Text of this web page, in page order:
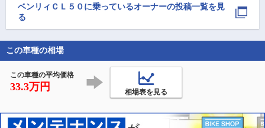
そんで、背景がかなり
夏で正直なんかせつな
#CL50 にほぼポン
時間できたらあん
ベンリィＣＬ５０ に乗っているオーナーの投稿一覧を見
る
この車種の相場
この車種の平均価格
33.3万円 相場表を見る